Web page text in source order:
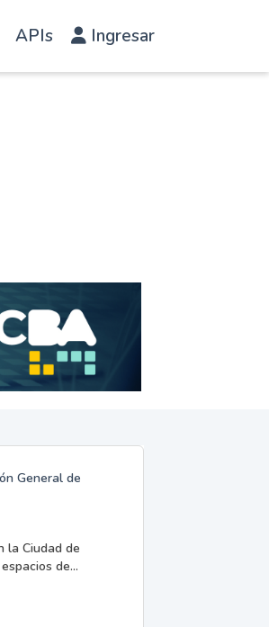
APIs Ingresar
General de
la Ciudad de
de...